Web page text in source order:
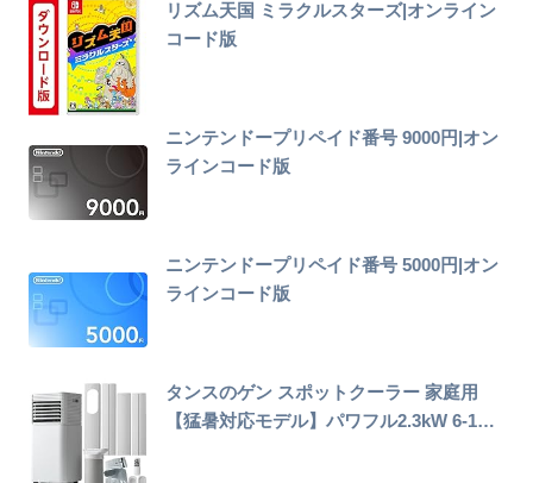
リズム天国 ミラクルスターズ|オンライン
コード版
ニンテンドープリペイド番号 9000円|オン
ラインコード版
ニンテンドープリペイド番号 5000円|オン
ラインコード版
タンスのゲン スポットクーラー 家庭用
【猛暑対応モデル】パワフル2.3kW 6-1…